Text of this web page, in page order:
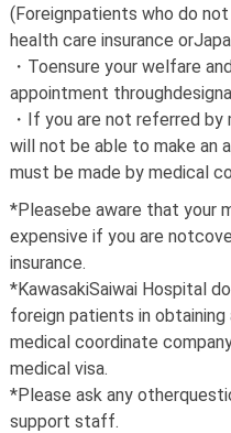
(Foreignpatients who do
health care insurance
・ Toensure your welfare
appointment
・
If you are not referred
will not be able to make an
must be made by medical
*Pleasebe aware that your
expensive if you are
insurance.
*KawasakiSaiwai Hospital
foreign patients in
medical coordinate
medical visa.
*Please ask any
support staff.